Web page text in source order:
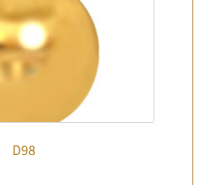
D98